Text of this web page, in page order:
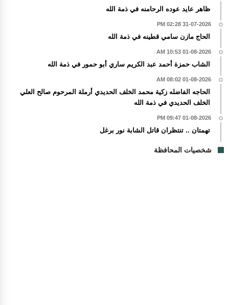
ظاهر عايد عوده الرحامنه في ذمة الله
31-07-2026 02:28 PM
الحاج مازن سامي قطينه في ذمة الله
01-08-2026 10:53 AM
الشاب حمزة أحمد عبد الكريم ساري أبو حمور في ذمة الله
01-08-2026 08:02 AM
الحاجه الفاضله زكية محمد الخلف الحديدي أرملة المرحوم صالح العلي
الخلف الحديدي في ذمة الله
01-08-2026 09:47 PM
تهمتان .. تنتظران قاتل الشابة نور برغل
شخصيات المحافظة